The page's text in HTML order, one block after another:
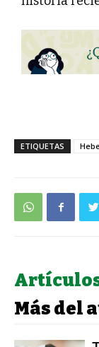
ETIQUETAS
Más del